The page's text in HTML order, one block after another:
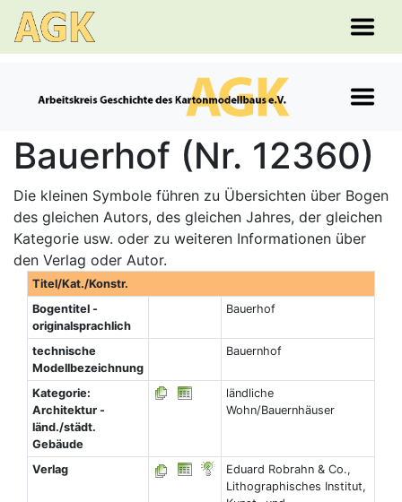
Bauerhof (Nr. 12360)
Die kleinen Symbole führen zu Übersichten über Bogen
des gleichen Autors, des gleichen Jahres, der gleichen
Kategorie usw. oder zu weiteren Informationen über
den Verlag oder Autor.
Titel/Kat./Konstr.
Bogentitel -
originalsprachlich
Bauerhof
technische
Modellbezeichnung
Bauernhof
Kategorie:
Architektur -
länd./städt.
Gebäude
ländliche
Wohn/Bauernhäuser
Verlag
Eduard Robrahn & Co.,
Lithographisches Institut,